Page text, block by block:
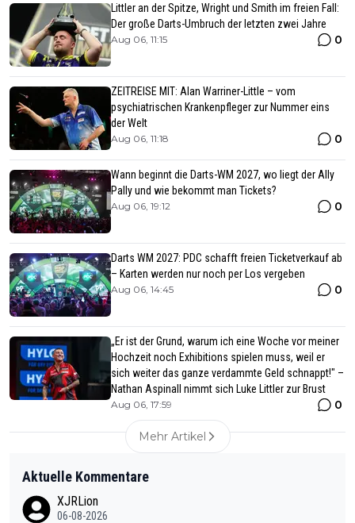
Littler an der Spitze, Wright und Smith im freien Fall:
Der große Darts-Umbruch der letzten zwei Jahre
Aug 06, 11:15 0
ZEITREISE MIT: Alan Warriner-Little – vom
psychiatrischen Krankenpfleger zur Nummer eins
der Welt
Aug 06, 11:18 0
Wann beginnt die Darts-WM 2027, wo liegt der Ally
Pally und wie bekommt man Tickets?
Aug 06, 19:12 0
Darts WM 2027: PDC schafft freien Ticketverkauf ab
– Karten werden nur noch per Los vergeben
Aug 06, 14:45 0
„Er ist der Grund, warum ich eine Woche vor meiner
Hochzeit noch Exhibitions spielen muss, weil er
sich weiter das ganze verdammte Geld schnappt!" –
Nathan Aspinall nimmt sich Luke Littler zur Brust
Aug 06, 17:59 0
Mehr Artikel
Aktuelle Kommentare
XJRLion
06-08-2026